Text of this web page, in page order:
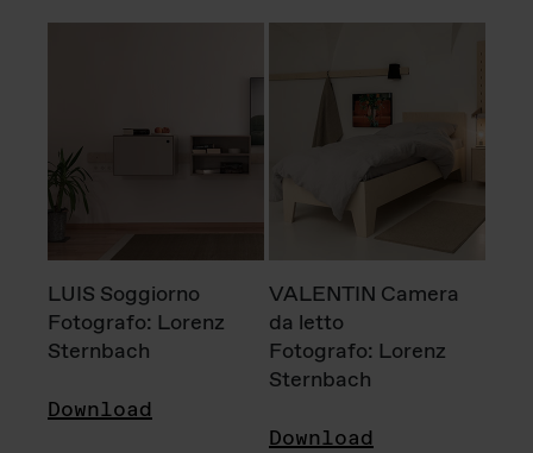
LUIS Soggiorno
Fotografo: Lorenz
Sternbach
Download
VALENTIN Camera
da letto
Fotografo: Lorenz
Sternbach
Download